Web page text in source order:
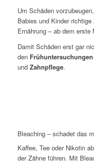
Um Schäden
Babies und Kinder
Ernährung – ab dem erste
Damit Schäden erst gar
den Frühuntersuchungen
und Zahnpflege.
Bleaching – schadet das
Kaffee, Tee oder Nikotin
der Zähne führen. Mit